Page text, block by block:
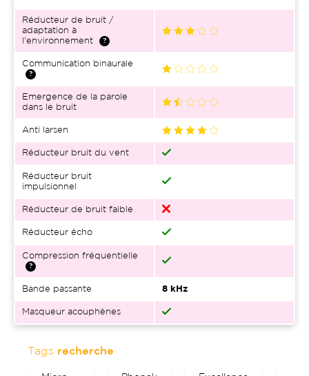
Réducteur de bruit /
adaptation à
l'environnement
Communication binaurale
Emergence de la parole
dans le bruit
Anti larsen
Réducteur bruit du vent
Réducteur bruit
impulsionnel
Réducteur de bruit faible
Réducteur écho
Compression fréquentielle
Bande passante 8 kHz
Masqueur acouphènes
Tags recherche